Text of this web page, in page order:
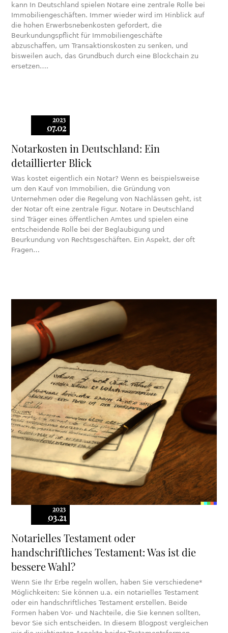
kann In Deutschland spielen Notare eine zentrale Rolle bei
Immobiliengeschäften. Immer wieder wird im Hinblick auf
die hohen Erwerbsnebenkosten gefordert, die
Beurkundungspflicht für Immobiliengeschäfte
abzuschaffen, um Transaktionskosten zu senken, und
bisweilen auch, das Grundbuch durch eine Blockchain zu
ersetzen….
2023
07.02
Notarkosten in Deutschland: Ein
detaillierter Blick
Was kostet eigentlich ein Notar? Wenn es beispielsweise
um den Kauf von Immobilien, die Gründung von
Unternehmen oder die Regelung von Nachlässen geht, ist
der Notar oft eine zentrale Figur. Notare in Deutschland
sind Träger eines öffentlichen Amtes und spielen eine
entscheidende Rolle bei der Beglaubigung und
Beurkundung von Rechtsgeschäften. Ein Aspekt, der oft
Fragen…
2023
03.21
Notarielles Testament oder
handschriftliches Testament: Was ist die
bessere Wahl?
Wenn Sie Ihr Erbe regeln wollen, haben Sie verschiedene*
Möglichkeiten: Sie können u.a. ein notarielles Testament
oder ein handschriftliches Testament erstellen. Beide
Formen haben Vor- und Nachteile, die Sie kennen sollten,
bevor Sie sich entscheiden. In diesem Blogpost vergleichen